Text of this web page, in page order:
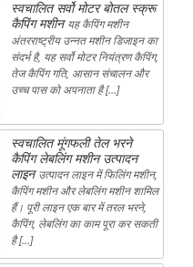
स्वचालित सर्वो मोटर बोतल स्क्रू
कैपिंग मशीन यह कैपिंग मशीन
अंतरराष्ट्रीय उन्नत मशीन डिजाइन का
संदर्भ है, यह सर्वो मोटर नियंत्रण कैपिंग,
तेज कैपिंग गति, आसान संचालन और
उच्च पास को अपनाता है […]
स्वचालित मूंगफली तेल भरने
कैपिंग लेबलिंग मशीन उत्पादन
लाइन उत्पादन लाइन में फिलिंग मशीन,
कैपिंग मशीन और लेबलिंग मशीन शामिल
हैं। पूरी लाइन एक बार में तरल भरने,
कैपिंग, लेबलिंग का काम पूरा कर सकती
है […]